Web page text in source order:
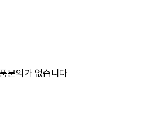
문의가 없습니다